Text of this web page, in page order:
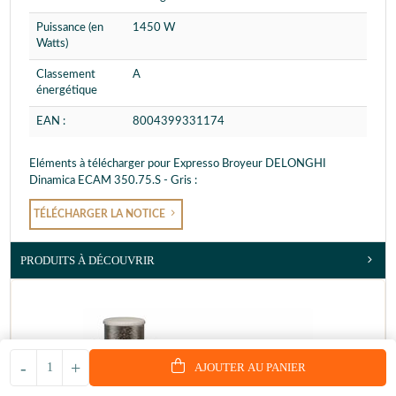
+
- AJOUTER AU PANIER
Puissance (en
Watts)
1450 W
Classement
énergétique
A
EAN : 8004399331174
Eléments à télécharger pour Expresso Broyeur DELONGHI
Dinamica ECAM 350.75.S - Gris :
TÉLÉCHARGER LA NOTICE
PRODUITS À DÉCOUVRIR